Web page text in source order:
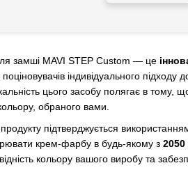
замші MAVI STEP Custom — це
індивідуального підходу
цього засобу полягає в тому,
обраного вами.
продукту підтверджується
крем-фарбу в будь-якому з 2050
кольору вашого виробу та